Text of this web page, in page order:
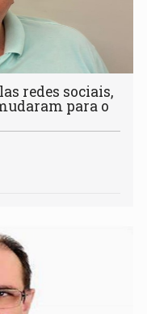
redes sociais,
para o